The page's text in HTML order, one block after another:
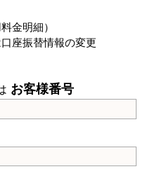
金明細）
座振替情報の変更
お客様番号